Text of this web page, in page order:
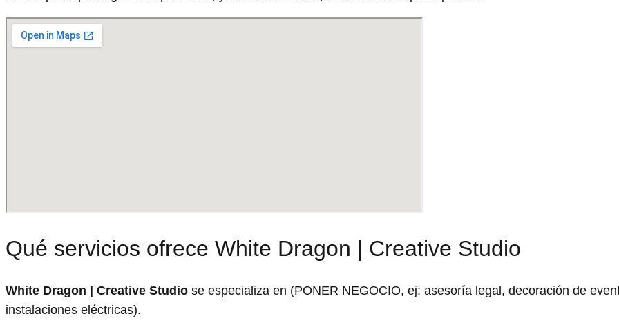
Qué servicios ofrece White Dragon | Creative Studio
White Dragon | Creative Studio se especializa en (PONER NEGOCIO, ej: asesoría legal, decoración de
instalaciones eléctricas).